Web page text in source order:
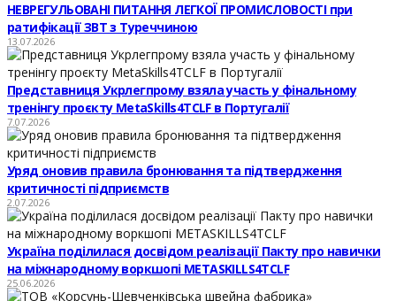
НЕВРЕГУЛЬОВАНІ ПИТАННЯ ЛЕГКОЇ ПРОМИСЛОВОСТІ при
ратифікації ЗВТ з Туреччиною
13.07.2026
Представниця Укрлегпрому взяла участь у фінальному
тренінгу проєкту MetaSkills4TCLF в Португалії
7.07.2026
Уряд оновив правила бронювання та підтвердження
критичності підприємств
2.07.2026
Україна поділилася досвідом реалізації Пакту про навички
на міжнародному воркшопі METASKILLS4TCLF
25.06.2026